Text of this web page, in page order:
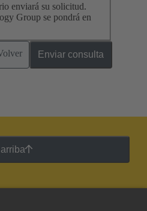
enviará su solicitud.
Group se pondrá en
Enviar consulta
arriba